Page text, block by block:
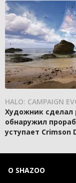
HALO: CAMPAIGN
Художник сделал
обнаружил
уступает Crimson
О SHAZOO